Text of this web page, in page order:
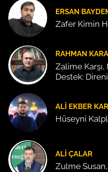
ERSAN
Zafer Kimin
RAHMAN
Zalime Karşı,
Destek:
ALI EKBER
Hüseyni
ALI ÇALAR
Zulme